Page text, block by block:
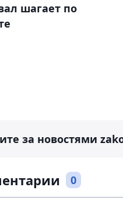
шагает по
за новостями
0